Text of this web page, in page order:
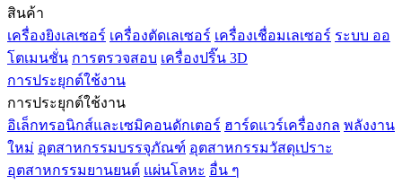
สินค้า
เครื่องยิงเลเซอร์ เครื่องตัดเลเซอร์ เครื่องเชื่อมเลเซอร์ ระบบ ออ
โตเมนชั่น การตรวจสอบ เครื่องปริ๊น 3D
การประยุกต์ใช้งาน
การประยุกต์ใช้งาน
อิเล็กทรอนิกส์และเซมิคอนดักเตอร์ ฮาร์ดแวร์เครื่องกล พลังงาน
ใหม่ อุตสาหกรรมบรรจุภัณฑ์ อุตสาหกรรมวัสดุเปราะ
อุตสาหกรรมยานยนต์ แผ่นโลหะ อื่น ๆ